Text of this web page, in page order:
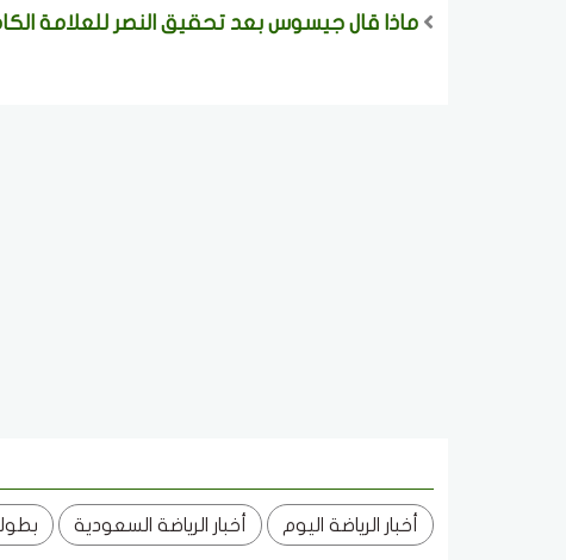
ماذا قال جيسوس بعد تحقيق النصر للعلامة
أخبار الرياضة اليوم أخبار الرياضة السعودية